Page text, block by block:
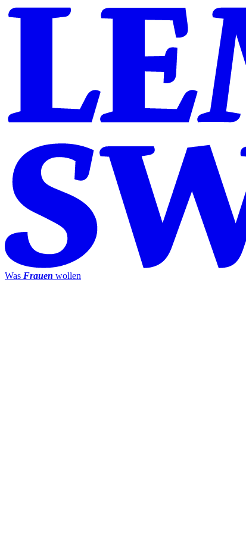
Was Frauen wollen